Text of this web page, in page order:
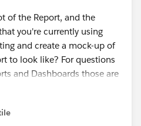
of the Report, and the
you're currently using
and create a mock-up of
to look like? For questions
and Dashboards those are